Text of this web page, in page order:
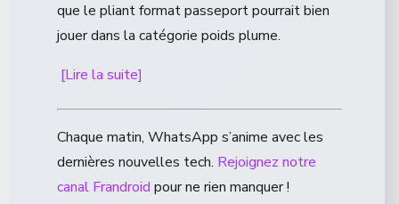
que le pliant format passeport pourrait bien
jouer dans la catégorie poids plume.
[Lire la suite]
Chaque matin, WhatsApp s’anime avec les
dernières nouvelles tech. Rejoignez notre
canal Frandroid pour ne rien manquer !